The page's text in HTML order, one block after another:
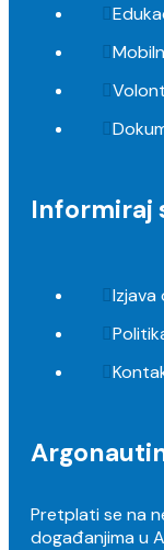
Informiraj
Pretplati se na
događanjima u